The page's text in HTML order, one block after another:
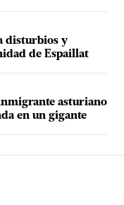
disturbios y
de Espaillat
asturiano
en un gigante